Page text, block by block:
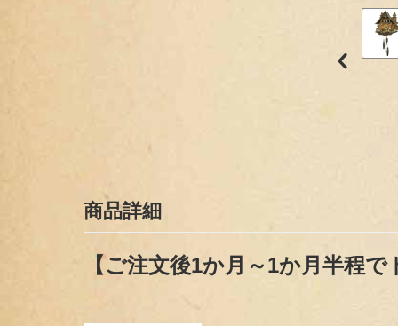
商品詳細
【ご注文後1か月～1か月半程